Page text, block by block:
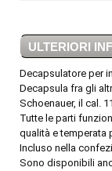
ULTERIORI
Decapsulatore per
Decapsula fra gli
Schoenauer, il cal.
Tutte le parti
qualità e temperata
Incluso nella
Sono disponibili